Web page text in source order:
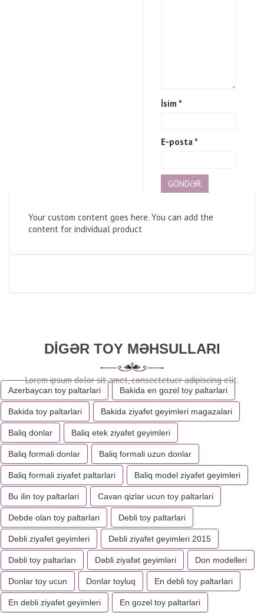
İsim *
E-posta *
Your custom content goes here. You can add the
content for individual product
DIGƏR TOY MƏHSULLARI
Azerbaycan toy paltarlari Bakida en gozel toy paltarlari
Bakida toy paltarlari Bakida ziyafet geyimleri magazalari
Baliq donlar Baliq etek ziyafet geyimleri
Baliq formali donlar Baliq formali uzun donlar
Baliq formali ziyafet paltarlari Baliq model ziyafet geyimleri
Bu ilin toy paltarlari Cavan qizlar ucun toy paltarlari
Debde olan toy paltarlari Debli toy paltarlari
Debli ziyafet geyimleri Debli ziyafet geyimleri 2015
Dəbli toy paltarları Dəbli ziyafət geyimləri Don modelleri
Donlar toy ucun Donlar toyluq En debli toy paltarlari
En debli ziyafet geyimleri En gozel toy paltarlari